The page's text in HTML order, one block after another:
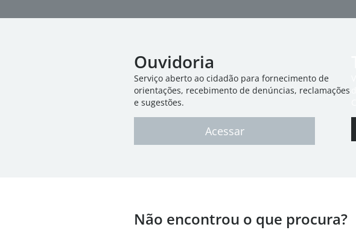
Ouvidoria
Serviço aberto ao cidadão para fornecimento de
orientações, recebimento de denúncias, reclamações
e sugestões.
Acessar
Não encontrou o que procura?